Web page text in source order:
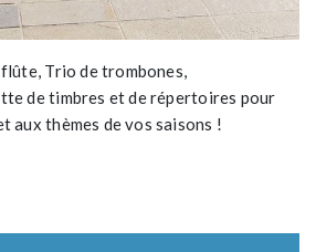
Trio de trombones,
de timbres et de répertoires pour
aux thèmes de vos saisons !